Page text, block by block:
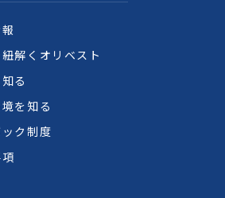
解くオリベスト
る
を知る
ク制度